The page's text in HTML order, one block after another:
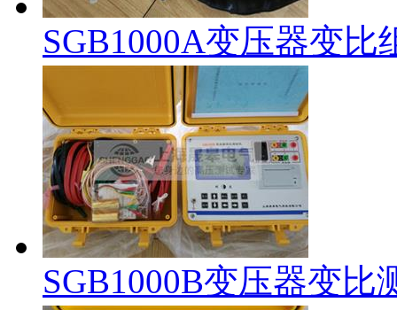
SGB1000A变压器变比
SGB1000B变压器变比